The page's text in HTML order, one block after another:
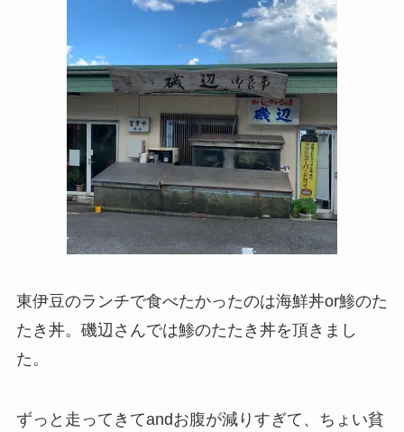
東伊豆のランチで食べたかったのは海鮮丼or鯵のた
たき丼。磯辺さんでは鯵のたたき丼を頂きまし
た。
ずっと走ってきてandお腹が減りすぎて、ちょい貧